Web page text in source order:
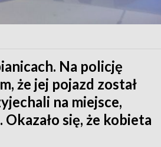
Na policję
że jej pojazd został
na miejsce,
się, że kobieta